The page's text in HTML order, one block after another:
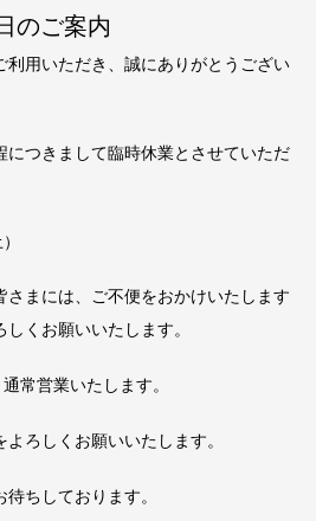
のご案内
利用いただき、誠にありがとうござい
につきまして臨時休業とさせていただ
さまには、ご不便をおかけいたします
くお願いいたします。
常営業いたします。
ろしくお願いいたします。
ちしております。